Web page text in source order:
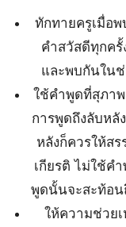
ทักทายครูเมื่อ
คำสวัสดีทุกครั้
และพบกันใน
ใช้คำพูดที่สุภา
การพูดถึงลับหลั
หลังก็ควรให้ส
เกียรติ ไม่ใช้ค
พูดนั้นจะสะท้อน
ให้ความช่วย